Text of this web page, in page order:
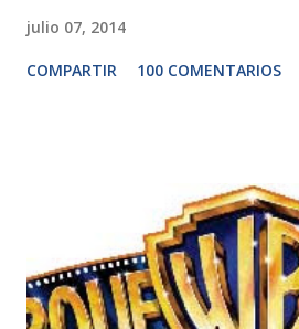
julio 07, 2014
COMPARTIR 100 COMENTARIOS